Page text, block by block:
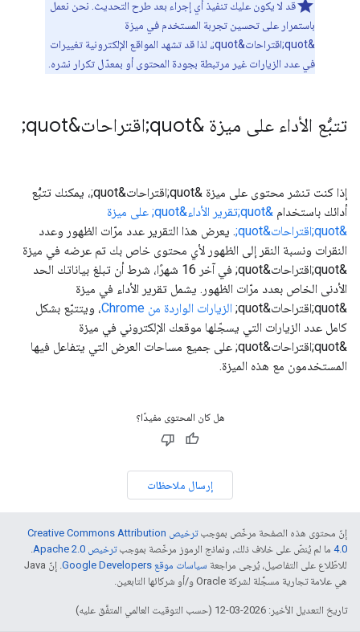
قد لا يكون عليك تنفيذ أي إجراء بعد طرح التحديث. نحن نعمل
باستمرار على تحسين تجربة المستخدم في ميزة
&quot;اقتراحات&quot;، لذا قد تشهد المواقع الإلكترونية تغييرات
في عدد الزيارات غير مرتبطة بجودة المحتوى أو بمعدّل تكرار نشره.
تتبُّع الأداء على ميزة &quot;اقتراحات&quot;
إذا كنت تنشر محتوى على ميزة &quot;اقتراحات&quot;، يمكنك تتبُّع
أدائك باستخدام
&quot;تقرير الأداء&quot; على ميزة
&quot;اقتراحات&quot;
. يعرض هذا التقرير عدد مرّات الظهور وعدد
النقرات ونسبة النقر إلى الظهور لأي محتوى خاص بك تم عرضه في ميزة
&quot;اقتراحات&quot; في آخر 16 شهرًا، شرط أن تبلغ بياناتك الحد
الأدنى الخاص بعدد مرّات الظهور. يشمل تقرير الأداء في ميزة
&quot;اقتراحات&quot;
الزيارات الواردة من Chrome
، ويتتبّع بشكل
كامل عدد الزيارات التي يسجّلها موقعك الإلكتروني في ميزة
&quot;اقتراحات&quot; على جميع مساحات العرض التي يتفاعل فيها
المستخدمون مع هذه الميزة.
هل كان المحتوى مفيدًا؟
إرسال ملاحظات
إنّ محتوى هذه الصفحة مرخّص بموجب
ترخيص Creative Commons Attribution
4.0‏ ما لم يُنصّ على خلاف ذلك، ونماذج الرموز مرخّصة بموجبترخيص Apache 2.0‏
.
للاطّلاع على التفاصيل، يُرجى مراجعة سياسات موقع Google Developers‏
. إنّ Java
هي علامة تجارية مسجَّلة لشركة Oracle و/أو شركائها التابعين.
تاريخ التعديل الأخير: 2026-03-12 (حسب التوقيت العالمي المتفَّق عليه)